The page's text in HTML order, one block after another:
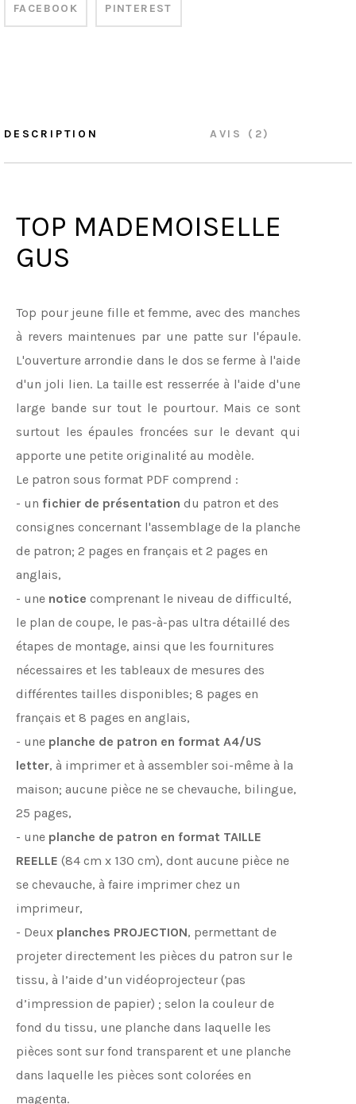
FACEBOOK PINTEREST
DESCRIPTION AVIS (2)
TOP MADEMOISELLE
GUS
Top pour jeune fille et femme, avec des manches
à revers maintenues par une patte sur l'épaule.
L'ouverture arrondie dans le dos se ferme à l'aide
d'un joli lien. La taille est resserrée à l'aide d'une
large bande sur tout le pourtour. Mais ce sont
surtout les épaules froncées sur le devant qui
apporte une petite originalité au modèle.
Le patron sous format PDF comprend :
- un fichier de présentation du patron et des
consignes concernant l'assemblage de la planche
de patron; 2 pages en français et 2 pages en
anglais,
- une notice comprenant le niveau de difficulté,
le plan de coupe, le pas-à-pas ultra détaillé des
étapes de montage, ainsi que les fournitures
nécessaires et les tableaux de mesures des
différentes tailles disponibles; 8 pages en
français et 8 pages en anglais,
- une planche de patron en format A4/US
letter, à imprimer et à assembler soi-même à la
maison; aucune pièce ne se chevauche, bilingue,
25 pages,
- une planche de patron en format TAILLE
REELLE (84 cm x 130 cm), dont aucune pièce ne
se chevauche, à faire imprimer chez un
imprimeur,
- Deux planches PROJECTION, permettant de
projeter directement les pièces du patron sur le
tissu, à l’aide d’un vidéoprojecteur (pas
d’impression de papier) ; selon la couleur de
fond du tissu, une planche dans laquelle les
pièces sont sur fond transparent et une planche
dans laquelle les pièces sont colorées en
magenta.